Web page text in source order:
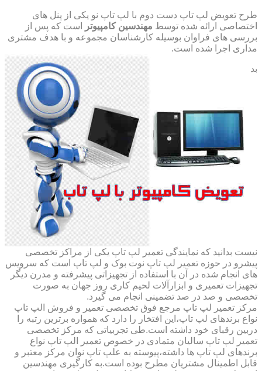
طرح تعویض لپ تاپ دست دوم با لپ تاپ نو یکی از پنل های
اختصاصی ارائه شده توسط مهندسین کامپیوتر
است که پس از
بررسی های فراوان بوسیله کارشناسان مجموعه و با هدف مشتری
مداری اجرا شده است.
بد
نیست بدانید که نمایندگی تعمیر لپ تاپ یکی از مراکز تخصصی
پیشرو در حوزه تعمیر لپ تاپ نوت بوک و لپ تاپ است که سرویس
های انجام شده در آن با استفاده از تجهیزاتی پیشرفته و مدرن دیگر
تجهیزات تعمیری و ابزارآلات لحیم کاری روز جهان به صورت
تخصصی و صد در صد تضمینی انجام می گیرد.
مرکز تعمیر لپ تاپ مرجع فوق تخصصی تعمیر و فروش الپ تاپ
نواع برندهای لپ تاپ،این افتخار را دارد که همواره برترین رتبه را
دربین رقبای خود داشته است.طی تجربیاتی که مرکز تخصصی
تعمیر لپ تاپ سالیان متمادی در خصوص تعمیر الپ تاپ نواع
برندهای لپ تاپ ها داشته،پیوسته به علپ تاپ نوان مرکز معتبر و
قابل اطمینال مشتریان مطرح بوده است.به کارگیری مهندسین